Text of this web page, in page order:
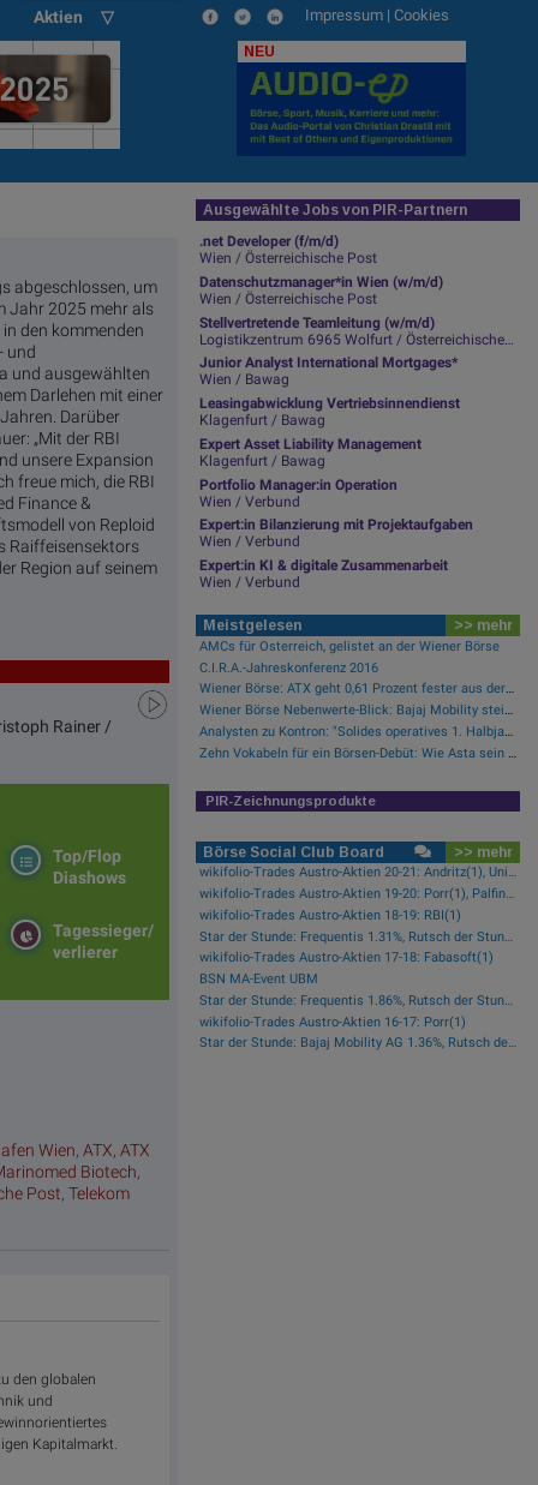
Aktien ▽ Impressum | Cookies
NEU
abgeschlossen, um
Jahr 2025 mehr als
den kommenden
und
und ausgewählten
Darlehen mit einer
Darüber
„Mit der RBI
unsere Expansion
freue mich, die RBI
Finance &
von Reploid
Raiffeisensektors
Region auf seinem
Rainer /
Top/Flop
Diashows
Tagessieger/
verlierer
Wien,ATX,ATX
Biotech,
Post,Telekom
den globalen
und
Kapitalmarkt.
Ausgewählte Jobs von PIR-Partnern
.net Developer (f/m/d)
Wien / Österreichische Post
Datenschutzmanager*in Wien (w/m/d)
Wien / Österreichische Post
Stellvertretende Teamleitung (w/m/d)
Logistikzentrum 6965 Wolfurt / Österreichische Post
Junior Analyst International Mortgages*
Wien / Bawag
Leasingabwicklung Vertriebsinnendienst
Klagenfurt / Bawag
Expert Asset Liability Management
Klagenfurt / Bawag
Portfolio Manager:in Operation
Wien / Verbund
Expert:in Bilanzierung mit Projektaufgaben
Wien / Verbund
Expert:in KI & digitale Zusammenarbeit
Wien / Verbund
Meistgelesen >> mehr
AMCs für Österreich, gelistet an der Wiener Börse
C.I.R.A.-Jahreskonferenz 2016
Wiener Börse: ATX geht 0,61 Prozent fester aus der Donnerstag-Sitzung
Wiener Börse Nebenwerte-Blick: Bajaj Mobility steigt bei hohen Umsätzen mehr als 10 Prozent
Analysten zu Kontron: "Solides operatives 1. Halbjahr"
Zehn Vokabeln für ein Börsen-Debüt: Wie Asta sein Geschäftsmodell erklärt (Podcast)
PIR-Zeichnungsprodukte
Börse Social Club Board >> mehr
wikifolio-Trades Austro-Aktien 20-21: Andritz(1), Uniqa(1), OMV(1)
wikifolio-Trades Austro-Aktien 19-20: Porr(1), Palfinger(1)
wikifolio-Trades Austro-Aktien 18-19: RBI(1)
Star der Stunde: Frequentis 1.31%, Rutsch der Stunde: RHI Magnesita -1.38%
wikifolio-Trades Austro-Aktien 17-18: Fabasoft(1)
BSN MA-Event UBM
Star der Stunde: Frequentis 1.86%, Rutsch der Stunde: Kapsch TrafficCom -2.16%
wikifolio-Trades Austro-Aktien 16-17: Porr(1)
Star der Stunde: Bajaj Mobility AG 1.36%, Rutsch der Stunde: Polytec Group -1.81%